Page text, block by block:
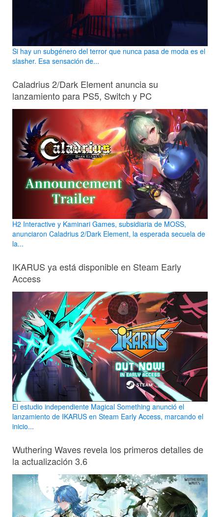
Si hay un subgénero del terror que nunca pasa de moda es el
slasher. Esa sensación de...
Caladrius 2/Dark Element anuncia su
lanzamiento para PS5, Switch y PC
H2 Interactive y Kaminari Games, subsidiaria de MOSS,
anunciaron Caladrius 2/Dark Element, la esperada secuela de
la...
IKARUS ya está disponible en Steam Early
Access
El estudio independiente Magical Something anunció el
lanzamiento de IKARUS en Steam Early Access, marcando el
inicio...
Wuthering Waves revela los primeros detalles de
la actualización 3.6